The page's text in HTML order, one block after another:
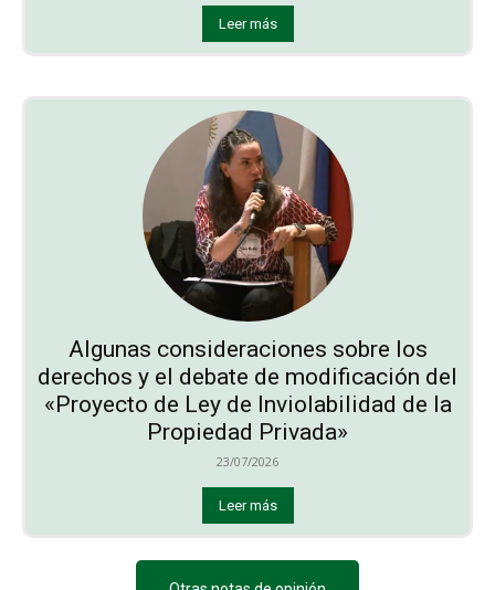
Leer más
Algunas consideraciones sobre los
derechos y el debate de modificación del
«Proyecto de Ley de Inviolabilidad de la
Propiedad Privada»
23/07/2026
Leer más